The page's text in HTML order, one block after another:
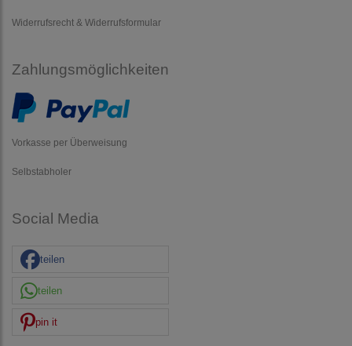
Widerrufsrecht & Widerrufsformular
Zahlungsmöglichkeiten
Vorkasse per Überweisung
Selbstabholer
Social Media
teilen
teilen
pin it